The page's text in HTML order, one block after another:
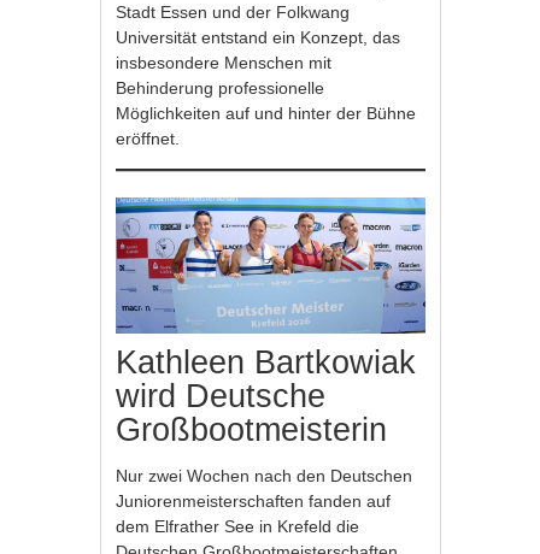
Stadt Essen und der Folkwang
Universität entstand ein Konzept, das
insbesondere Menschen mit
Behinderung professionelle
Möglichkeiten auf und hinter der Bühne
eröffnet.
Kathleen Bartkowiak
wird Deutsche
Großbootmeisterin
Nur zwei Wochen nach den Deutschen
Juniorenmeisterschaften fanden auf
dem Elfrather See in Krefeld die